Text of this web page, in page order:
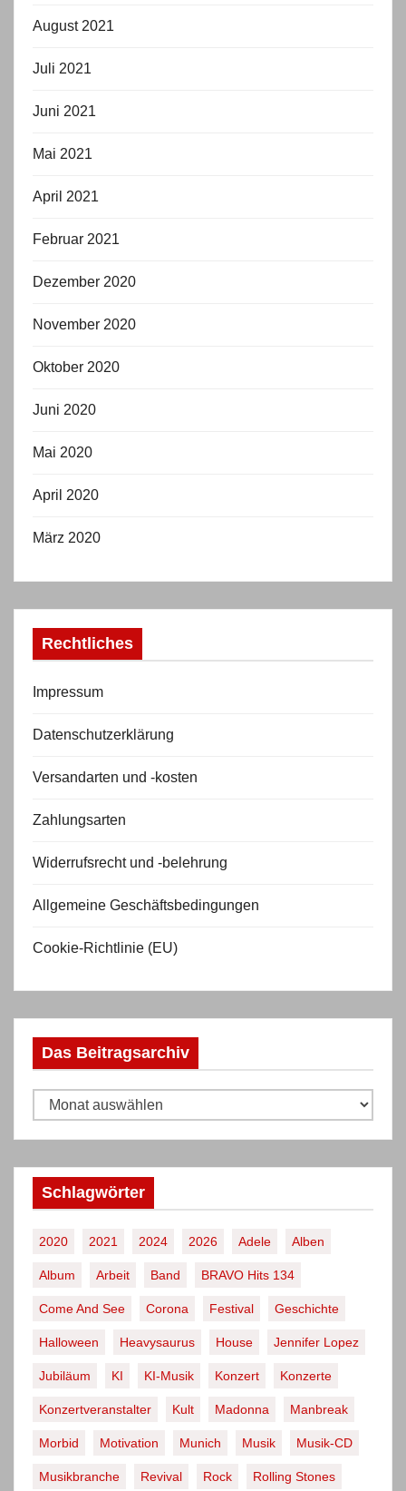
August 2021
Juli 2021
Juni 2021
Mai 2021
April 2021
Februar 2021
Dezember 2020
November 2020
Oktober 2020
Juni 2020
Mai 2020
April 2020
März 2020
Rechtliches
Impressum
Datenschutzerklärung
Versandarten und -kosten
Zahlungsarten
Widerrufsrecht und -belehrung
Allgemeine Geschäftsbedingungen
Cookie-Richtlinie (EU)
Das Beitragsarchiv
B
a
a
Schlagwörter
2020 2021 2024 2026 Adele Alben
Album Arbeit Band BRAVO Hits 134
Come And See Corona Festival Geschichte
Halloween Heavysaurus House Jennifer Lopez
Jubiläum KI KI-Musik Konzert Konzerte
Konzertveranstalter Kult Madonna Manbreak
Morbid Motivation Munich Musik Musik-CD
Musikbranche Revival Rock Rolling Stones